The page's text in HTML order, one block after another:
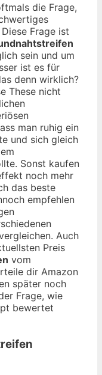
die Frage,
Frage ist
sein und um
ist es für
denn wirklich?
These nicht
man ruhig ein
und sich gleich
Sonst kaufen
noch mehr
das beste
empfehlen
Auch
Preis
vom
dir Amazon
später noch
Frage, wie
bewertet